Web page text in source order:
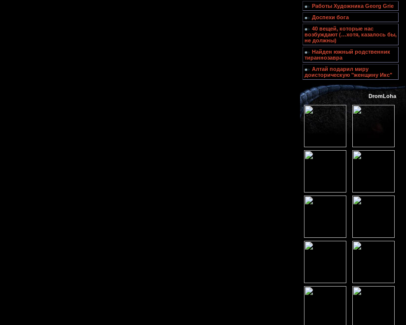
Работы Художника Georg Grie
Доспехи бога
40 вещей, которые нас
возбуждают (…хотя, казалось бы,
не должны)
Найден южный родственник
тираннозавра
Алтай подарил миру
доисторическую "женщину Икс"
DromLoha